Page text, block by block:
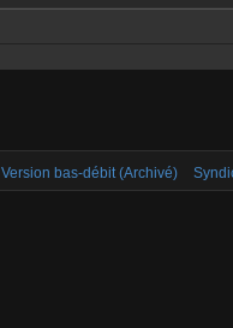
Version bas-débit (Archivé)